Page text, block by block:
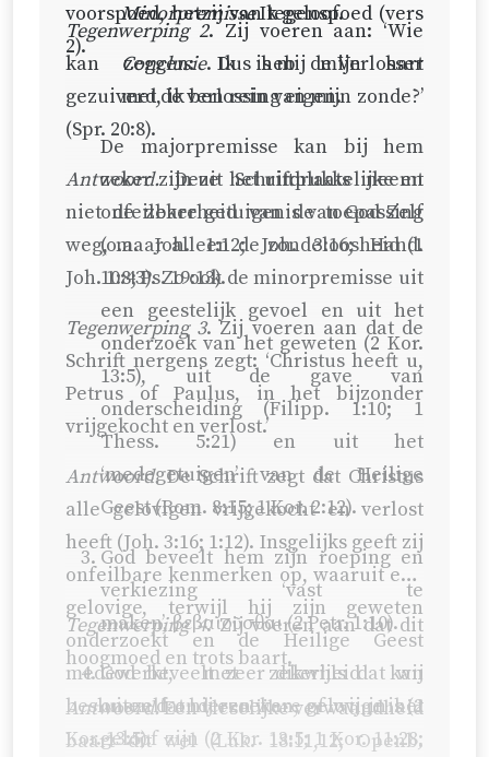
MinorpremisseIk geloof.
Conclusie. Dus is mij de Verlosser
met de verlossing eigen.
De majorpremisse kan bij hem
zeker zijn uit het uitdrukkelijke en
onfeilbare getuigenis van God Zelf
(o.a.Joh. 1:12;Joh. 3:16;Hand.
10:43). Zo ook de minorpremisse uit
een geestelijk gevoel en uit het
onderzoek van het geweten (2 Kor.
13:5), uit de gave van
onderscheiding (Filipp. 1:10; 1
Thess. 5:21) en uit het
‘medegetuigen’ van de Heilige
Geest (Rom. 8:15;1 Kor. 2:12).
God beveelt hem zijn roeping en
verkiezing ‘vast te
maken’, βεβαιοῦσθαι (2 Petr. 1:10).
God beveelt zeer dikwijls dat wij
onszelf onderzoeken, of wij in het
geloof zijn (2 Kor. 13:5;1 Kor. 11:28;
voorspoed, hetzij van tegenspoed (vers
2).
Tegenwerping 2. Zij voeren aan: ‘Wie
kan zeggen: Ik heb mijn hart
gezuiverd, ik ben rein van mijn zonde?’
(Spr. 20:8).
Antwoord.Deze Schriftplaats neemt
niet de zekerheid van de toepassing
weg, maar alleen de zondeloosheid (1
Joh. 1:8;Ps. 19:13).
Tegenwerping 3. Zij voeren aan dat de
Schrift nergens zegt: ‘Christus heeft u,
Petrus of Paulus, in het bijzonder
vrijgekocht en verlost.’
Antwoord.De Schrift zegt dat Christus
alle gelovigen vrijgekocht en verlost
heeft (Joh. 3:16; 1:12). Insgelijks geeft zij
onfeilbare kenmerken op, waaruit een
gelovige, terwijl hij zijn geweten
onderzoekt en de Heilige Geest
medewerkt, met zekerheid kan
besluiten dat hij een ware gelovige is (2
Kor. 13:5).
Tegenwerping 4. Zij voeren aan dat dit
hoogmoed en trots baart.
Antwoord.Een vleselijke verwaandheid
baart dit wel (Luk. 18:11,12;Openb.